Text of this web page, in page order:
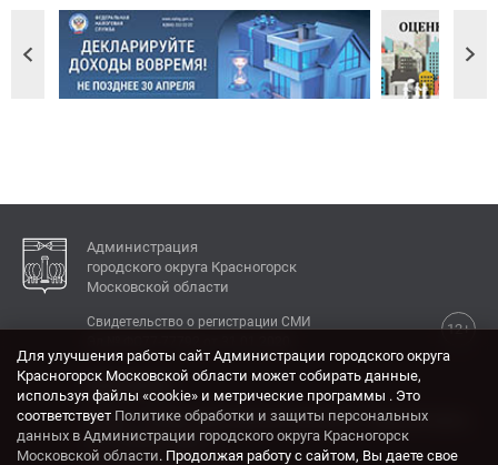
Администрация
городского округа Красногорск
Московской области
12+
Свидетельство о регистрации СМИ
КОНТАКТЫ
Адрес: 143404, Московская область, г. Красногорск,
ул. Ленина, дом 4.
Для улучшения работы сайт Администрации городского округа
Красногорск Московской области может собирать данные,
используя файлы «cookie» и метрические программы . Это
соответствует Политике обработки и защиты персональных
данных в Администрации городского округа Красногорск
Московской области. Продолжая работу с сайтом, Вы даете свое